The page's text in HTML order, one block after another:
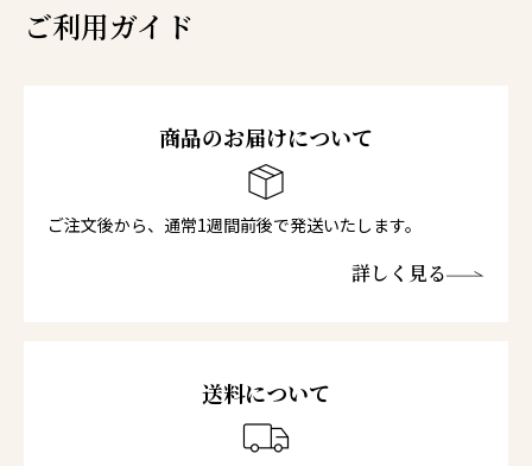
ご利用ガイド
商品のお届けについて
ご注文後から、通常1週間前後で発送いたします。
詳しく見る
送料について